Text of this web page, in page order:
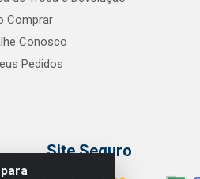
Comprar
Conosco
Pedidos
Site Seguro